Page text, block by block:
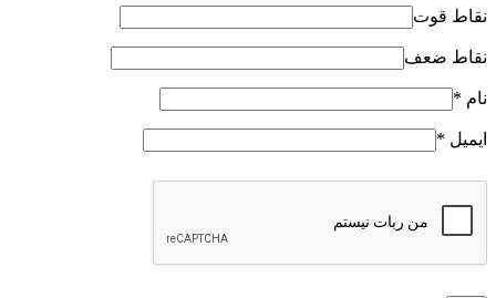
نقاط قوت
نقاط ضعف
نام *
ایمیل *